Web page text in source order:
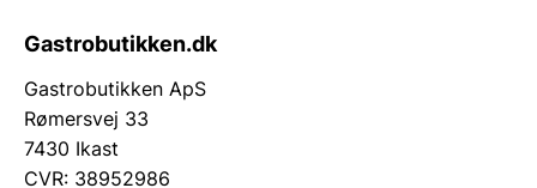
Gastrobutikken.dk
Gastrobutikken ApS
Rømersvej 33
7430 Ikast
CVR: 38952986